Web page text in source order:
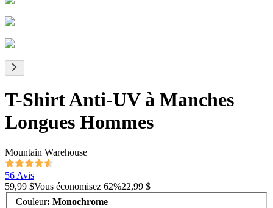
T-Shirt Anti-UV à Manches
Longues Hommes
Mountain Warehouse
56 Avis
59,99 $Vous économisez 62%22,99 $
Couleur: Monochrome